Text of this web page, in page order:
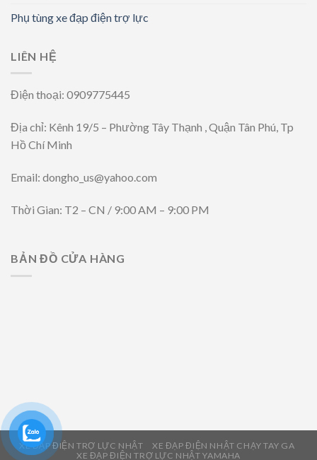
Phụ tùng xe đạp điện trợ lực
LIÊN HỆ
Điện thoại: 0909775445
Địa chỉ: Kênh 19/5 – Phường Tây Thạnh , Quận Tân Phú, Tp
Hồ Chí Minh
Email: dongho_us@yahoo.com
Thời Gian: T2 – CN / 9:00 AM – 9:00 PM
BẢN ĐỒ CỬA HÀNG
XE ĐẠP ĐIỆN TRỢ LỰC NHẬT
XE ĐẠP ĐIỆN NHẬT CHẠY TAY GA
XE ĐẠP ĐIỆN TRỢ LỰC NHẬT YAMAHA